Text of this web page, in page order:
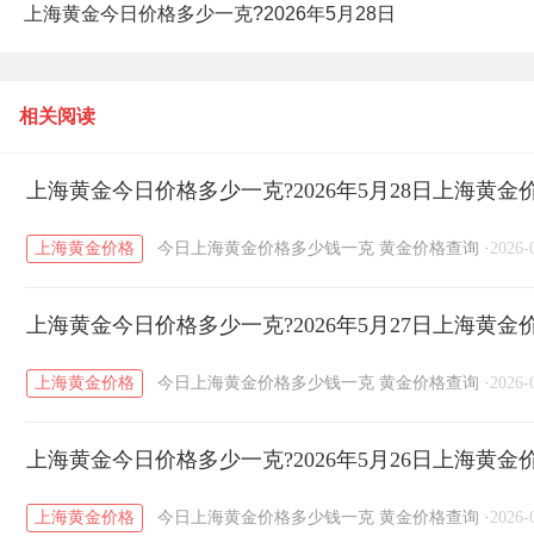
上海黄金今日价格多少一克?2026年5月28日
相关阅读
上海黄金今日价格多少一克?2026年5月28日上海黄金
上海黄金价格 今日上海黄金价格多少钱一克 黄金价格查询 · 2026-
上海黄金今日价格多少一克?2026年5月27日上海黄金
上海黄金价格 今日上海黄金价格多少钱一克 黄金价格查询 · 2026-
上海黄金今日价格多少一克?2026年5月26日上海黄金
上海黄金价格 今日上海黄金价格多少钱一克 黄金价格查询 · 2026-